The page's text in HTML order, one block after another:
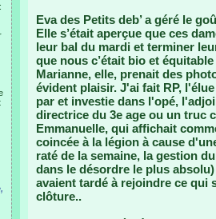
Eva des Petits deb’ a géré le
Elle s’était aperçue que ces
leur bal du mardi et terminer
que nous c’était bio et
Marianne, elle, prenait des
évident plaisir. J'ai fait RP,
par et investie dans l'opé,
directrice du 3e age ou un truc
Emmanuelle, qui affichait
coincée à la légion à cause
raté de la semaine, la gestion
dans le désordre le plus
avaient tardé à rejoindre ce qui
clôture..